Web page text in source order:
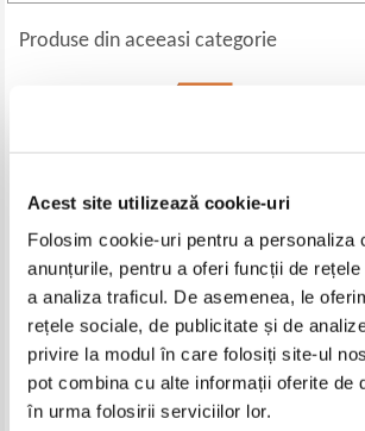
Acest site utilizează cookie-uri
Folosim cookie-uri pentru a personaliza
anunțurile, pentru a oferi funcții de
a analiza traficul. De asemenea, le
rețele sociale, de publicitate și de
privire la modul în care folosiți site-ul
pot combina cu alte informații oferite de
în urma folosirii serviciilor lor.
Produse din aceeasi categorie
K. L. Going - Jane si povestea
Pret:20,00Lei 14,00 Lei
Adaugă în coș
Marie
pisicilor.
Pret: